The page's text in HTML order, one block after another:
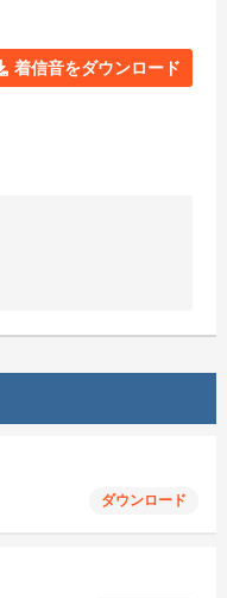
着信音をダウンロード
ダウンロード